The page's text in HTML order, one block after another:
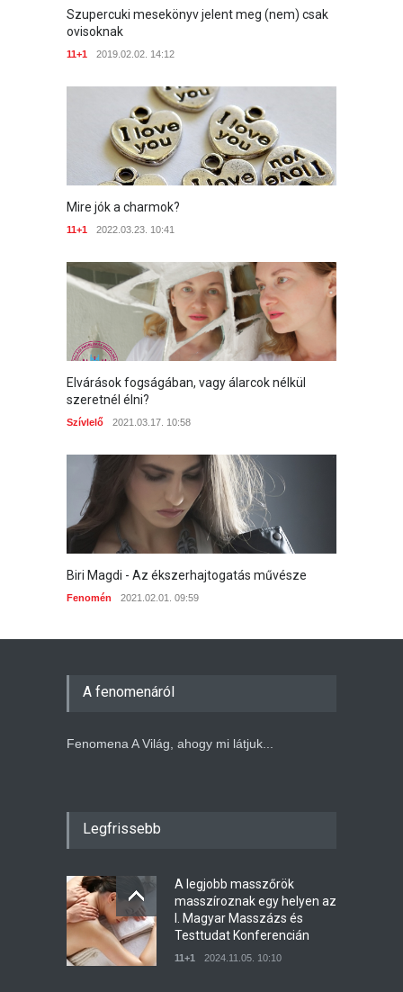
Szupercuki mesekönyv jelent meg (nem) csak
ovisoknak
11+1 2019.02.02. 14:12
Mire jók a charmok?
11+1 2022.03.23. 10:41
Elvárások fogságában, vagy álarcok nélkül
szeretnél élni?
Szívlelő 2021.03.17. 10:58
Biri Magdi - Az ékszerhajtogatás művésze
Fenomén 2021.02.01. 09:59
A fenomenáról
Fenomena A Világ, ahogy mi látjuk...
Legfrissebb
A legjobb masszőrök
masszíroznak egy helyen az
I. Magyar Masszázs és
Testtudat Konferencián
11+1 2024.11.05. 10:10